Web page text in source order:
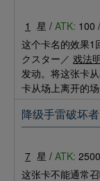
1 星 / ATK: 100 /
这个卡名的效果1
クスター／ 戏法
发动。将这张卡
卡从场上离开的场
降级手雷破坏者
7 星 / ATK:
这张卡不能通常